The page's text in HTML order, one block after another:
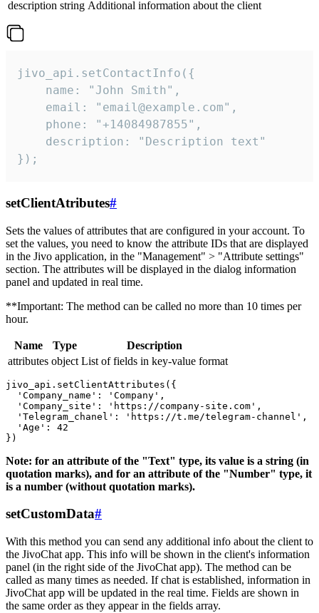
description string Additional information about the client
jivo_api.setContactInfo({
    name: "John Smith",
    email: "email@example.com",
    phone: "+14084987855",
    description: "Description text"
});
setClientAtributes#
Sets the values ​​of attributes that are configured in your account. To
set the values, you need to know the attribute IDs that are displayed
in the Jivo application, in the "Management" > "Attribute settings"
section. The attributes will be displayed in the dialog information
panel and updated in real time.
**Important: The method can be called no more than 10 times per
hour.
Name Type
Description
attributes object List of fields in key-value format
jivo_api.setClientAttributes({
  'Company_name': 'Company',
  'Company_site': 'https://company-site.com',
  'Telegram_chanel': 'https://t.me/telegram-channel',
  'Age': 42
Note: for an attribute of the "Text" type, its value is a string (in
quotation marks), and for an attribute of the "Number" type, it
is a number (without quotation marks).
setCustomData#
With this method you can send any additional info about the client to
the JivoChat app. This info will be shown in the client's information
panel (in the right side of the JivoChat app). The method can be
called as many times as needed. If chat is established, information in
JivoChat app will be updated in the real time. Fields are shown in
the same order as they appear in the fields array.